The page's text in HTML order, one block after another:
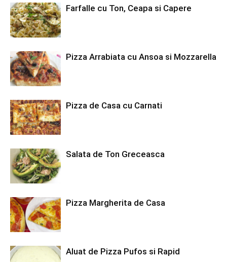
Farfalle cu Ton, Ceapa si Capere
Pizza Arrabiata cu Ansoa si Mozzarella
Pizza de Casa cu Carnati
Salata de Ton Greceasca
Pizza Margherita de Casa
Aluat de Pizza Pufos si Rapid